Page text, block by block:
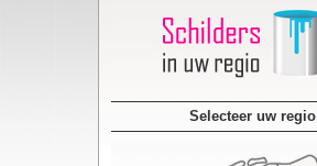
Selecteer uw regio